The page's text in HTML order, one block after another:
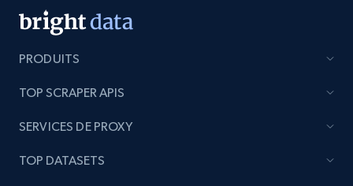
URL, Handle, Handle md5, Banner img, Profile
image, Name, Subscribers, Description, and
more.
Social media
PRODUITS
TOP SCRAPER APIS
SERVICES DE PROXY
TOP DATASETS